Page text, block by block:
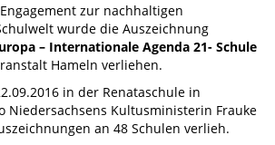
zur nachhaltigen
wurde die Auszeichnung
– Internationale Agenda 21- Schule
Hameln verliehen.
in der Renataschule in
Niedersachsens Kultusministerin Frauke
an 48 Schulen verlieh.